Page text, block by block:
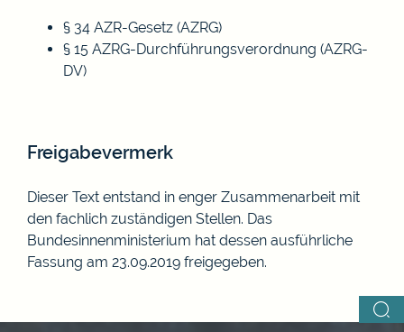
§ 34 AZR-Gesetz (AZRG)
§ 15 AZRG-Durchführungsverordnung (AZRG-
DV)
Freigabevermerk
Dieser Text entstand in enger Zusammenarbeit mit
den fachlich zuständigen Stellen. Das
Bundesinnenministerium hat dessen ausführliche
Fassung am 23.09.2019 freigegeben.